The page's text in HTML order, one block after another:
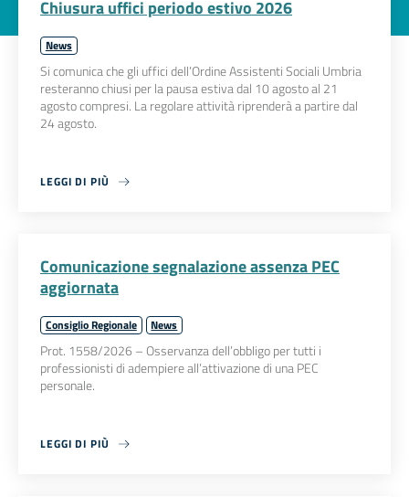
Chiusura uffici periodo estivo 2026
News
Si comunica che gli uffici dell’Ordine Assistenti Sociali Umbria
resteranno chiusi per la pausa estiva dal 10 agosto al 21
agosto compresi. La regolare attività riprenderà a partire dal
24 agosto.
LEGGI DI PIÙ
Comunicazione segnalazione assenza PEC
aggiornata
Consiglio Regionale News
Prot. 1558/2026 – Osservanza dell’obbligo per tutti i
professionisti di adempiere all’attivazione di una PEC
personale.
LEGGI DI PIÙ